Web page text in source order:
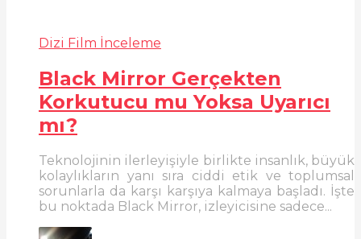
Dizi Film İnceleme
Black Mirror Gerçekten
Korkutucu mu Yoksa Uyarıcı
mı?
Teknolojinin ilerleyişiyle birlikte insanlık, büyük
kolaylıkların yanı sıra ciddi etik ve toplumsal
sorunlarla da karşı karşıya kalmaya başladı. İşte
bu noktada Black Mirror, izleyicisine sadece...